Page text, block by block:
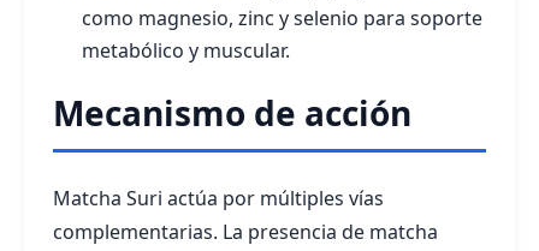
como magnesio, zinc y selenio para soporte
metabólico y muscular.
Mecanismo de acción
Matcha Suri actúa por múltiples vías
complementarias. La presencia de matcha